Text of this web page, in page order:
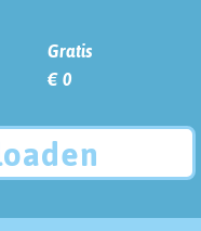
Gratis
€ 0